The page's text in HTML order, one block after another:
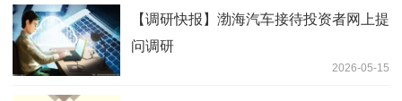
【调研快报】渤海汽车接待投资者网上提
问调研
2026-05-15